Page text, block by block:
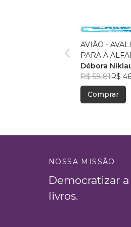
AVIÃO -
PARA A
Débora
R$ 58,81R$
Comprar
NOSSA MISSÃO
Democratizar
livros.